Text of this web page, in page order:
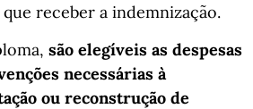
receber a indemnização.
são elegíveis as despesas
necessárias à
ou reconstrução de